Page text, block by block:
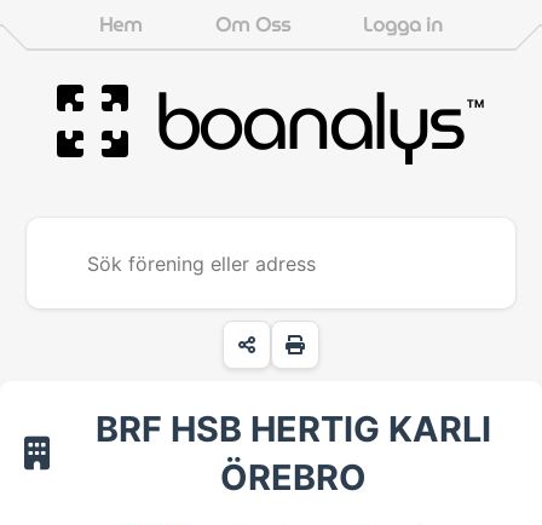
Hem Om Oss Logga in
boanalys™
BRF HSB HERTIG KARLI
ÖREBRO